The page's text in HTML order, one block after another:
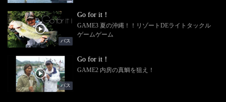
バス
Go for it！
GAME3 夏の沖縄！！リゾートDEライトタックル
ゲームゲーム
バス
Go for it！
GAME2 内房の真鯛を狙え！